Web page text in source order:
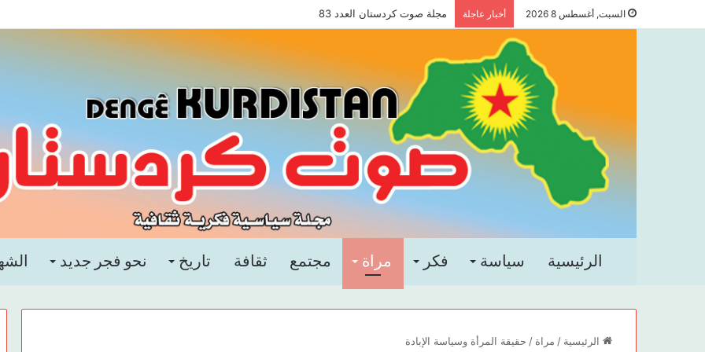
السبت, أغسطس 8 2026 أخبار عاجلة مجلة صوت كردستان العدد 83
الرئيسية سياسة فكر مراة مجتمع ثقافة تاريخ نحو فجر جديد
الرئيسية / مراة / حقيقة المرأة وسياسة الإبادة